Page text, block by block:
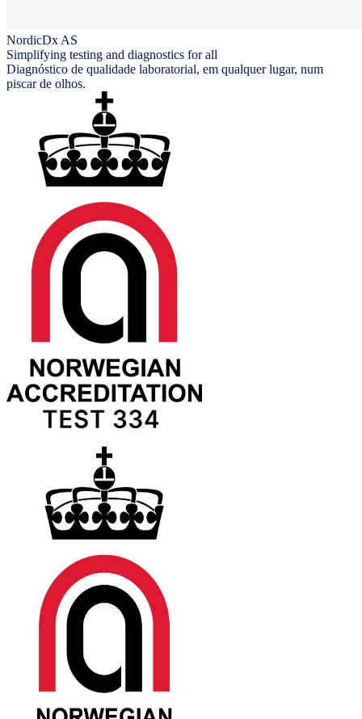
NordicDx AS
Simplifying testing and diagnostics for all
Diagnóstico de qualidade laboratorial, em qualquer lugar, num
piscar de olhos.